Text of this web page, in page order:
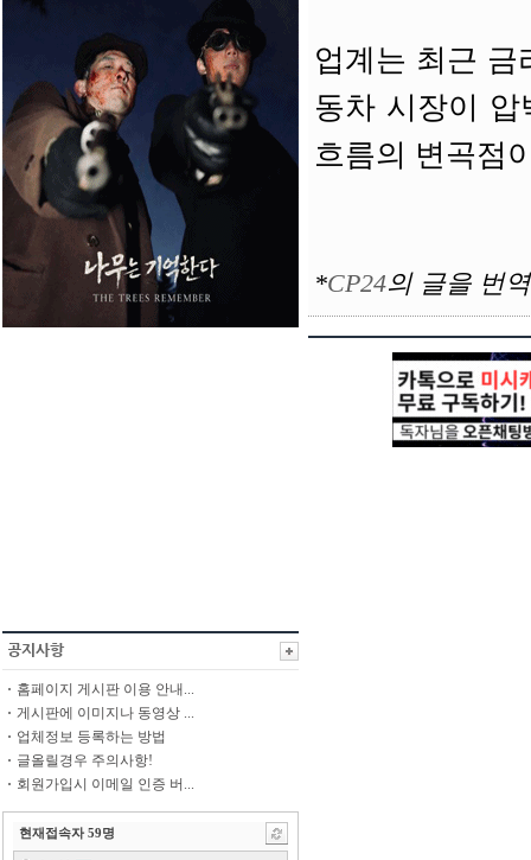
홈페이지 게시판 이용 안내...
게시판에 이미지나 동영상 ...
업체정보 등록하는 방법
글올릴경우 주의사항!
회원가입시 이메일 인증 버...
현재접속자 59명
업계는 최근 금
동차 시장이
흐름의 변곡점
*CP24의 글을 번역